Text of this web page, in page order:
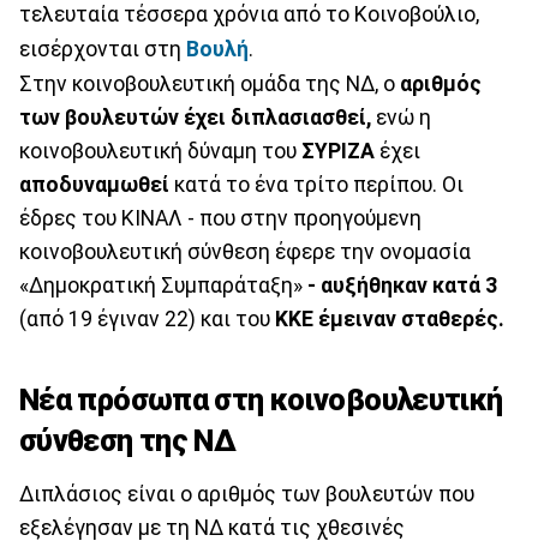
τελευταία τέσσερα χρόνια από το Κοινοβούλιο,
εισέρχονται στη Βουλή.
Στην κοινοβουλευτική ομάδα της ΝΔ, ο αριθμός
των βουλευτών έχει διπλασιασθεί, ενώ η
κοινοβουλευτική δύναμη του ΣΥΡΙΖΑ έχει
αποδυναμωθεί κατά το ένα τρίτο περίπου. Οι
έδρες του ΚΙΝΑΛ - που στην προηγούμενη
κοινοβουλευτική σύνθεση έφερε την ονομασία
«Δημοκρατική Συμπαράταξη» - αυξήθηκαν κατά 3
(από 19 έγιναν 22) και του ΚΚΕ έμειναν σταθερές.
Νέα πρόσωπα στη κοινοβουλευτική
σύνθεση της ΝΔ
Διπλάσιος είναι ο αριθμός των βουλευτών που
εξελέγησαν με τη ΝΔ κατά τις χθεσινές